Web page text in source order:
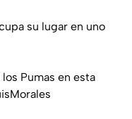
su lugar en uno
Pumas en esta